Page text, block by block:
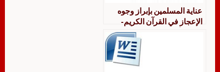
عناية المسلمين بإبراز وجوه
الإعجاز في القرآن الكريم-